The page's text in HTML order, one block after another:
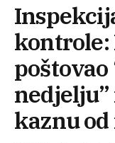
kontrole:
kaznu